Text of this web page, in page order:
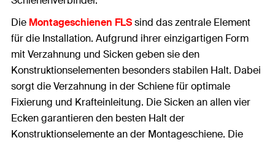
Die Montageschienen FLSsind das zentrale Element
für die Installation. Aufgrund ihrer einzigartigen Form
mit Verzahnung und Sicken geben sie den
Konstruktionselementen besonders stabilen Halt. Dabei
sorgt die Verzahnung in der Schiene für optimale
Fixierung und Krafteinleitung. Die Sicken an allen vier
Ecken garantieren den besten Halt der
Konstruktionselemente an der Montageschiene. Die